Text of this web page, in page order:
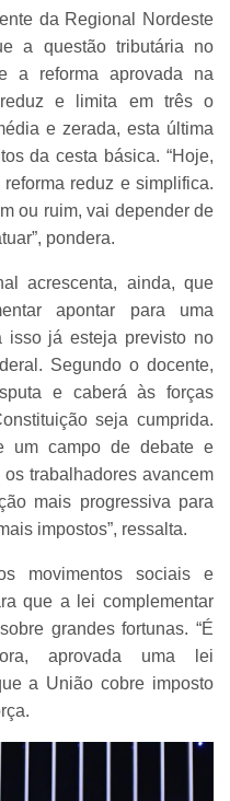
da Regional Nordeste
a questão tributária no
a reforma aprovada na
reduz e limita em três o
e zerada, esta última
da cesta básica. “Hoje,
reduz e simplifica.
ou ruim, vai depender de
pondera.
acrescenta, ainda, que
apontar para uma
isso já esteja previsto no
Segundo o docente,
e caberá às forças
seja cumprida.
um campo de debate e
trabalhadores avancem
mais progressiva para
impostos”, ressalta.
movimentos sociais e
que a lei complementar
grandes fortunas. “É
aprovada uma lei
a União cobre imposto